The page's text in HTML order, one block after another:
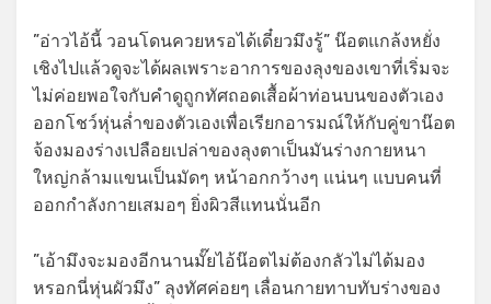
”อ่าวไอ้นี้ วอนโดนควยหรอได้เดี๋ยวมึงรู้” น๊อตแกล้งหยั่ง
เชิงไปแล้วดูจะได้ผลเพราะอาการของลุงของเขาที่เริ่มจะ
ไม่ค่อยพอใจกับคำดูถูกทัศถอดเสื้อผ้าท่อนบนของตัวเอง
ออกโชว์หุ่นล่ำของตัวเองเพื่อเรียกอารมณ์ให้กับคู่ขาน๊อต
จ้องมองร่างเปลือยเปล่าของลุงตาเป็นมันร่างกายหนา
ใหญ่กล้ามแขนเป็นมัดๆ หน้าอกกว้างๆ แน่นๆ แบบคนที่
ออกกำลังกายเสมอๆ ยิ่งผิวสีแทนนั่นอีก
”เอ้ามึงจะมองอีกนานมั๊ยไอ้น๊อตไม่ต้องกลัวไม่ได้มอง
หรอกนี่หุ่นผัวมึง” ลุงทัศค่อยๆ เลื่อนกายทาบทับร่างของ